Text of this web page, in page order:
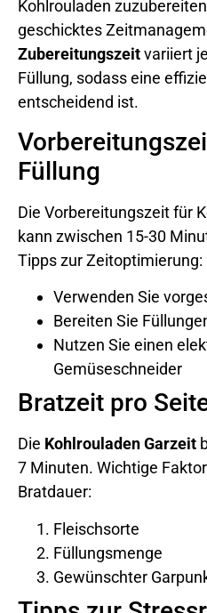
Kohlrouladen
geschicktes
Zubereitungszeitvariiert
Füllung, sodass eine
entscheidend ist.
Füllung
Die Vorbereitungszeit für
kann zwischen 15-30
Tipps zur Zeitoptimierung:
Verwenden Sie
Bereiten Sie
Nutzen Sie einen
Gemüseschneider
Bratzeit pro
Die Kohlrouladen Garzeit
7 Minuten. Wichtige
Bratdauer:
Fleischsorte
Füllungsmenge
Gewünschter